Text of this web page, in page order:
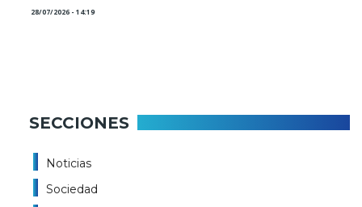
28/07/2026 - 14:19
SECCIONES
Noticias
Sociedad